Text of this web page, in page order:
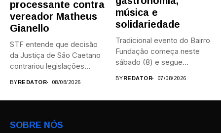
processante contra
vereador Matheus
Gianello
STF entende que decisão
da Justiça de São Caetano
contrariou legislações
BY REDATOR 08/08/2026
música e
solidariedade
Tradicional evento do Bairro
Fundação começa neste
sábado (8) e segue
BY REDATOR 07/08/2026
SOBRE NÓS